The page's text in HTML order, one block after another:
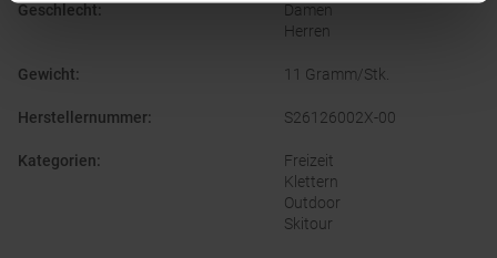
Geschlecht:
Damen
Herren
Gewicht: 11 Gramm/Stk.
Herstellernummer: S26126002X-00
Kategorien:
Freizeit
Klettern
Outdoor
Skitour